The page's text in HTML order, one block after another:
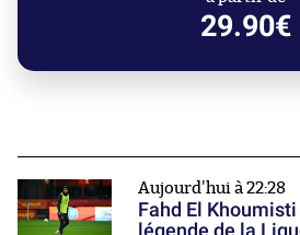
29.90€
Aujourd'hui à 22:28
Fahd El